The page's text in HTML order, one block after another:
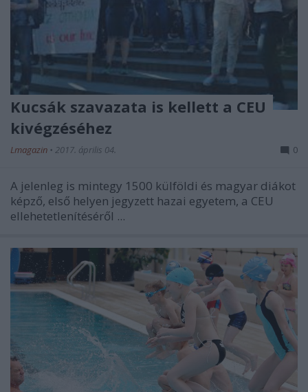
Kucsák szavazata is kellett a CEU
kivégzéséhez
Lmagazin • 2017. április 04. 0
A jelenleg is mintegy 1500 külföldi és magyar diákot
képző, első helyen jegyzett hazai egyetem, a CEU
ellehetetlenítéséről ...